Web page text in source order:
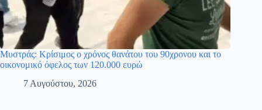
Μυστράς: Κρίσιμος ο χρόνος θανάτου του 90χρονου και το
οικονομικό όφελος των 120.000 ευρώ
7 Αυγούστου, 2026